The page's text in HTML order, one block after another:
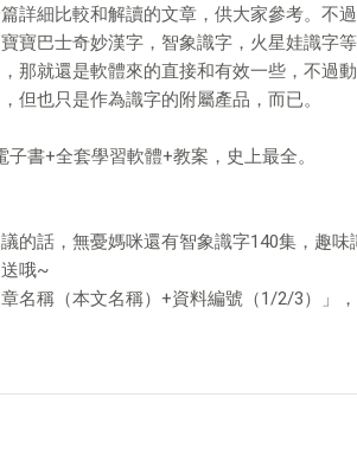
詳細比較和解讀的文章，供大家參考。不
寶巴士奇妙漢字，智象識字，火星娃識字
那就還是軟體來的直接和有效一些，不過
但也只是作為識字的附屬產品，而已。
子書+全套學習軟體+教案，史上最全。
的話，無憂媽咪還有智象識字140集，趣
哦~
名稱（本文名稱）+資料編號（1/2/3）」